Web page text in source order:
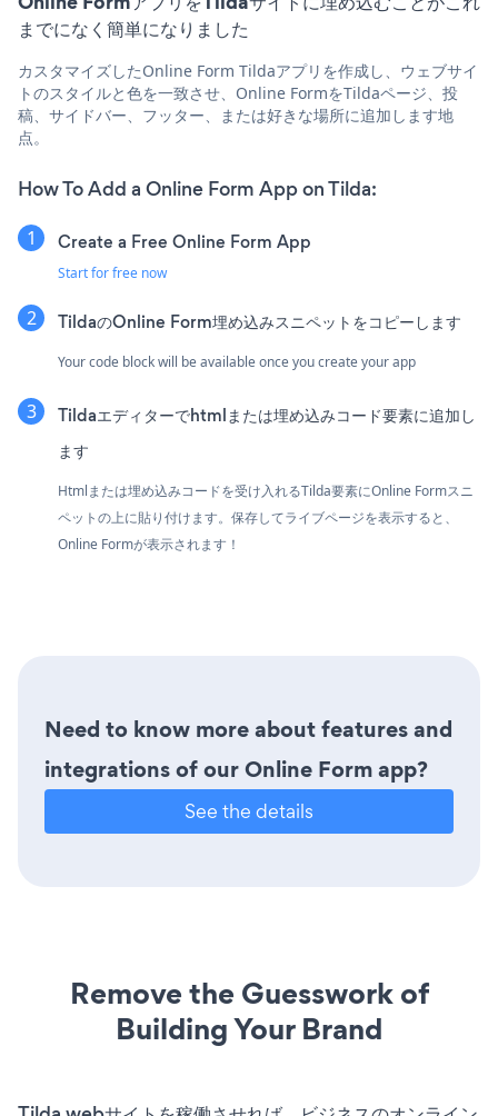
までになく簡単になりました
カスタマイズしたOnline Form Tildaアプリを作成し、ウェブサイ
トのスタイルと色を一致させ、Online FormをTildaページ、投
稿、サイドバー、フッター、または好きな場所に追加します地
点。
How To Add a Online Form App on Tilda:
Create a Free Online Form App
Start for free now
TildaのOnline Form埋め込みスニペットをコピーします
Your code block will be available once you create your app
Tildaエディターでhtmlまたは埋め込みコード要素に追加し
ます
Htmlまたは埋め込みコードを受け入れるTilda要素にOnline Formスニ
ペットの上に貼り付けます。保存してライブページを表示すると、
Online Formが表示されます！
Need to know more about features and
integrations of our Online Form app?
See the details
Remove the Guesswork of
Building Your Brand